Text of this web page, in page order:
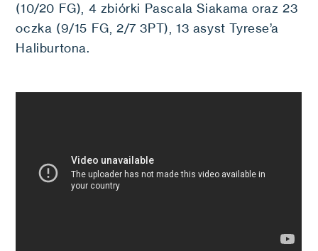
(10/20 FG), 4 zbiórki Pascala Siakama oraz 23
oczka (9/15 FG, 2/7 3PT), 13 asyst Tyrese’a
Haliburtona.